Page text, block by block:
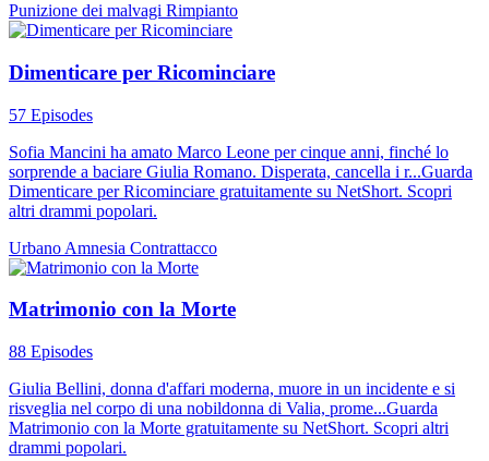
Punizione dei malvagi Rimpianto
Dimenticare per Ricominciare
57 Episodes
Sofia Mancini ha amato Marco Leone per cinque anni, finché lo
sorprende a baciare Giulia Romano. Disperata, cancella i r...Guarda
Dimenticare per Ricominciare gratuitamente su NetShort. Scopri
altri drammi popolari.
Urbano Amnesia Contrattacco
Matrimonio con la Morte
88 Episodes
Giulia Bellini, donna d'affari moderna, muore in un incidente e si
risveglia nel corpo di una nobildonna di Valia, prome...Guarda
Matrimonio con la Morte gratuitamente su NetShort. Scopri altri
drammi popolari.